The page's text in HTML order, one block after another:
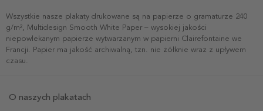
Wszystkie nasze plakaty drukowane są na papierze o gramaturze 240
g/m², Multidesign Smooth White Paper – wysokiej jakości
niepowlekanym papierze wytwarzanym w papierni Clairefontaine we
Francji. Papier ma jakość archiwalną, tzn. nie żółknie wraz z upływem
czasu.
O naszych plakatach